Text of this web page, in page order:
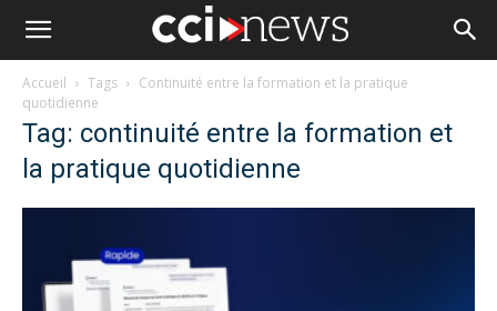
Accueil Tags
Continuité entre la formation et la pratique
quotidienne
Tag: continuité entre la formation et
la pratique quotidienne